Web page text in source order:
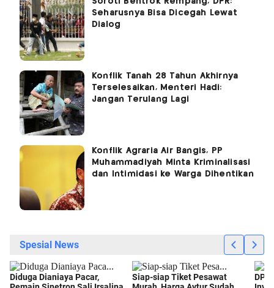
Seharusnya Bisa Dicegah Lewat
Dialog
Konflik Tanah 28 Tahun Akhirnya
Terselesaikan, Menteri Hadi:
Jangan Terulang Lagi
Konflik Agraria Air Bangis, PP
Muhammadiyah Minta Kriminalisasi
dan Intimidasi ke Warga Dihentikan